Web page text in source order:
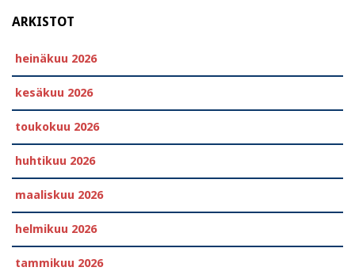
ARKISTOT
heinäkuu 2026
kesäkuu 2026
toukokuu 2026
huhtikuu 2026
maaliskuu 2026
helmikuu 2026
tammikuu 2026